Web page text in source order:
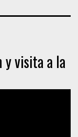
y visita a la